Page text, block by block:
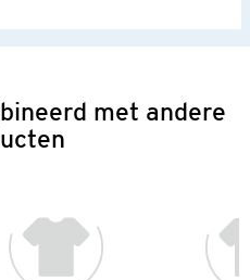
met andere